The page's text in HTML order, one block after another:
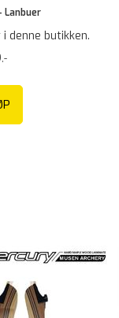
Lanbuer
denne butikken.